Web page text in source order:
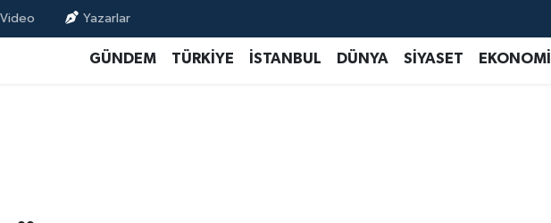
Video Yazarlar
GÜNDEM TÜRKİYE İSTANBUL DÜNYA SİYASET EKONOMİ